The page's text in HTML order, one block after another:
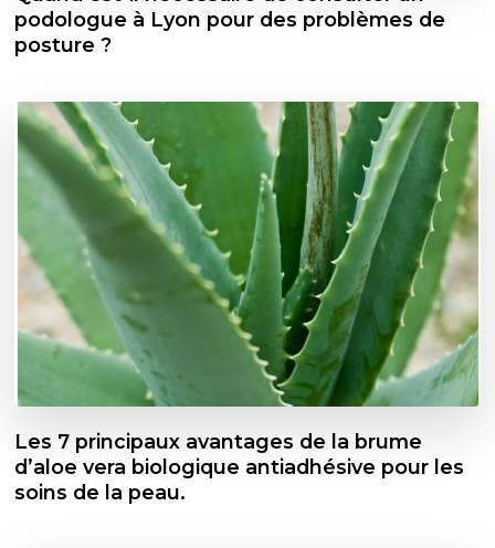
podologue à Lyon pour des problèmes de
posture ?
Les 7 principaux avantages de la brume
d’aloe vera biologique antiadhésive pour les
soins de la peau.